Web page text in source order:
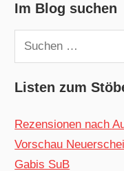
Im Blog suchen
Suchen
nach:
Listen zum
Rezensionen nach
Vorschau
Gabis SuB